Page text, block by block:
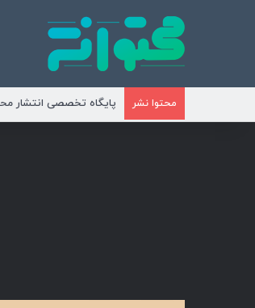
محتوا نشر پایگاه تخصصی انتشار